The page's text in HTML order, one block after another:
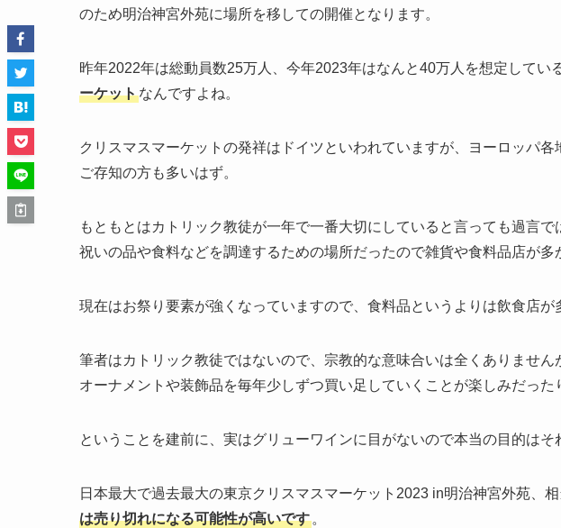
のため明治神宮外苑に場所を移しての開催となります。
昨年2022年は総動員数25万人、今年2023年はなんと40万人を想定してい
ーケットなんですよね。
クリスマスマーケットの発祥はドイツといわれていますが、ヨーロッパ
ご存知の方も多いはず。
もともとはカトリック教徒が一年で一番大切にしていると言っても過言
祝いの品や食料などを調達するための場所だったので雑貨や食料品店が多
現在はお祭り要素が強くなっていますので、食料品というよりは飲食店が
筆者はカトリック教徒ではないので、宗教的な意味合いは全くありませ
オーナメントや装飾品を毎年少しずつ買い足していくことが楽しみだった
ということを建前に、実はグリューワインに目がないので本当の目的はそ
日本最大で過去最大の東京クリスマスマーケット2023 in明治神宮外苑、
は売り切れになる可能性が高いです 。